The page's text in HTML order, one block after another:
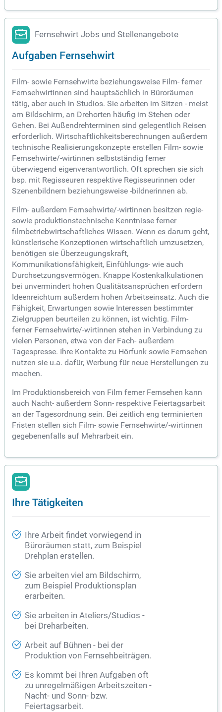
Fernsehwirt Jobs und Stellenangebote
Aufgaben Fernsehwirt
Film- sowie Fernsehwirte beziehungsweise Film- ferner
Fernsehwirtinnen sind hauptsächlich in Büroräumen
tätig, aber auch in Studios. Sie arbeiten im Sitzen - meist
am Bildschirm, an Drehorten häufig im Stehen oder
Gehen. Bei Außendrehterminen sind gelegentlich Reisen
erforderlich. Wirtschaftlichkeitsberechnungen außerdem
technische Realisierungskonzepte erstellen Film- sowie
Fernsehwirte/-wirtinnen selbstständig ferner
überwiegend eigenverantwortlich. Oft sprechen sie sich
bsp. mit Regisseuren respektive Regisseurinnen oder
Szenenbildnern beziehungsweise -bildnerinnen ab.
Film- außerdem Fernsehwirte/-wirtinnen besitzen regie-
sowie produktionstechnische Kenntnisse ferner
filmbetriebwirtschaftliches Wissen. Wenn es darum geht,
künstlerische Konzeptionen wirtschaftlich umzusetzen,
benötigen sie Überzeugungskraft,
Kommunikationsfähigkeit, Einfühlungs- wie auch
Durchsetzungsvermögen. Knappe Kostenkalkulationen
bei unvermindert hohen Qualitätsansprüchen erfordern
Ideenreichtum außerdem hohen Arbeitseinsatz. Auch die
Fähigkeit, Erwartungen sowie Interessen bestimmter
Zielgruppen beurteilen zu können, ist wichtig. Film-
ferner Fernsehwirte/-wirtinnen stehen in Verbindung zu
vielen Personen, etwa von der Fach- außerdem
Tagespresse. Ihre Kontakte zu Hörfunk sowie Fernsehen
nutzen sie u.a. dafür, Werbung für neue Herstellungen zu
machen.
Im Produktionsbereich von Film ferner Fernsehen kann
auch Nacht- außerdem Sonn- respektive Feiertagsarbeit
an der Tagesordnung sein. Bei zeitlich eng terminierten
Fristen stellen sich Film- sowie Fernsehwirte/-wirtinnen
gegebenenfalls auf Mehrarbeit ein.
Ihre Tätigkeiten
Ihre Arbeit findet vorwiegend in
Büroräumen statt, zum Beispiel
Drehplan erstellen.
Sie arbeiten viel am Bildschirm,
zum Beispiel Produktionsplan
erarbeiten.
Sie arbeiten in Ateliers/Studios -
bei Dreharbeiten.
Arbeit auf Bühnen - bei der
Produktion von Fernsehbeiträgen.
Es kommt bei Ihren Aufgaben oft
zu unregelmäßigen Arbeitszeiten -
Nacht- und Sonn- bzw.
Feiertagsarbeit.